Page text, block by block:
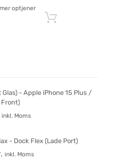
optjener
- Apple iPhone 15 Plus /
Front)
inkl. Moms
- Dock Flex (Lade Port)
inkl. Moms